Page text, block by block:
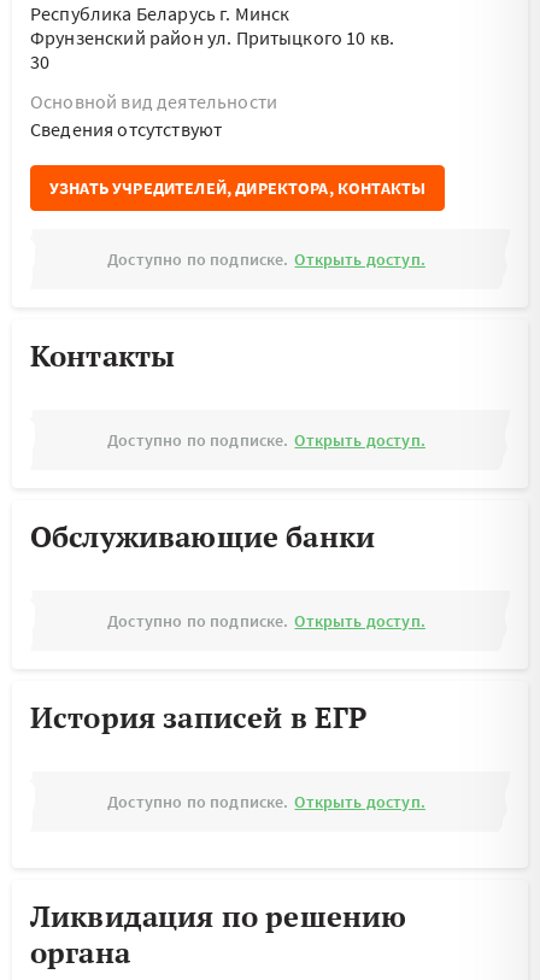
Республика Беларусь г. Минск
Фрунзенский район ул. Притыцкого 10 кв.
30
Основной вид деятельности
Cведения отсутствуют
УЗНАТЬ УЧРЕДИТЕЛЕЙ, ДИРЕКТОРА, КОНТАКТЫ
Доступно по подписке. Открыть доступ.
Контакты
Доступно по подписке. Открыть доступ.
Обслуживающие банки
Доступно по подписке. Открыть доступ.
История записей в ЕГР
Доступно по подписке. Открыть доступ.
Ликвидация по решению
органа